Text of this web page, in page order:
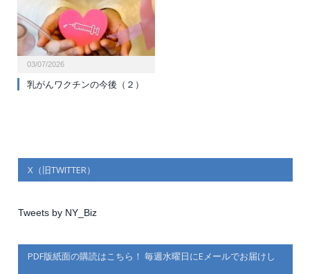
03/07/2026
乳がんワクチンの今後（２）
X（旧TWITTER）
Tweets by NY_Biz
PDF版紙面の購読はこちら！ 毎週水曜日にEメールでお届けし